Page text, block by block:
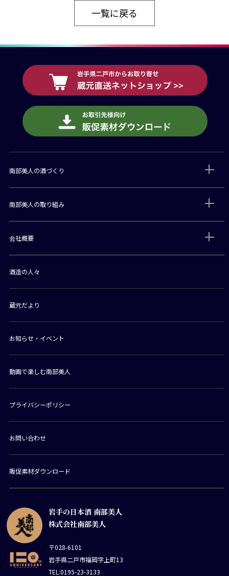
一覧に戻る
岩手の日本酒 南部美人
株式会社南部美人
〒028-6101
岩手県二戸市福岡字上町13
TEL:0195-23-3133
南部美人の酒づくり
南部美人の取り組み
会社概要
酒造の人々
蔵元だより
お知らせ・イベント
動画で楽しむ南部美人
プライバシーポリシー
お問い合わせ
販促素材ダウンロード